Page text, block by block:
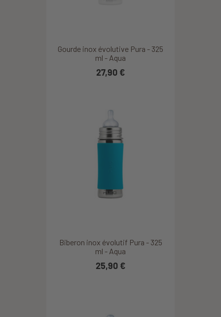
Gourde inox évolutive Pura - 325
ml - Aqua
27,90 €
Biberon inox évolutif Pura - 325
ml - Aqua
25,90 €